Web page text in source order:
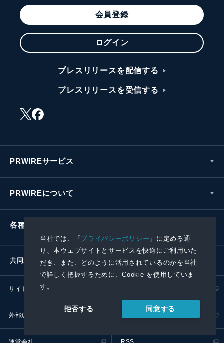
当社では、「プライバシーポリシー 」に定める通
り、本ウェブサイトとサービスを快適にご利用いた
だき、また、どのように活用されているのかを当社
で詳しく把握するために、Cookie を使用していま
す。
拒否する 同意する
会員登録
ログイン
プレスリリースを配信する
プレスリリースを受信する
PRWIREサービス
PRWIREについて
各種お問い合わせ
共同通信社グループ
サイトポリシー
外部送信ポリシー
運営会社 RSS